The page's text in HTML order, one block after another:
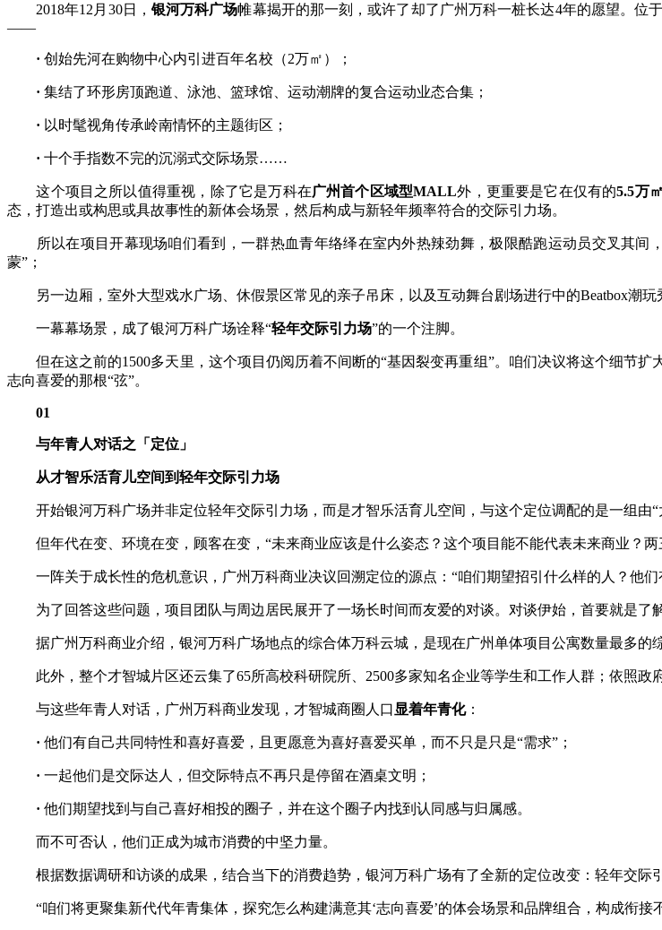
2018年12月30日，银河万科广场帷幕揭开的那一刻，或许了却了广州万科一桩长达4年的愿望。位
——
· 创始先河在购物中心内引进百年名校（2万㎡）；
· 集结了环形房顶跑道、泳池、篮球馆、运动潮牌的复合运动业态合集；
· 以时髦视角传承岭南情怀的主题街区；
· 十个手指数不完的沉溺式交际场景……
这个项目之所以值得重视，除了它是万科在广州首个区域型MALL外，更重要是它在仅有的5.5万
态，打造出或构思或具故事性的新体会场景，然后构成与新轻年频率符合的交际引力场。
所以在项目开幕现场咱们看到，一群热血青年络绎在室内外热辣劲舞，极限酷跑运动员交叉其间
蒙”；
另一边厢，室外大型戏水广场、休假景区常见的亲子吊床，以及互动舞台剧场进行中的Beatbox潮
一幕幕场景，成了银河万科广场诠释“轻年交际引力场”的一个注脚。
但在这之前的1500多天里，这个项目仍阅历着不间断的“基因裂变再重组”。咱们决议将这个细节扩
志向喜爱的那根“弦”。
01
与年青人对话之「定位」
从才智乐活育儿空间到轻年交际引力场
开始银河万科广场并非定位轻年交际引力场，而是才智乐活育儿空间，与这个定位调配的是一组由“
但年代在变、环境在变，顾客在变，“未来商业应该是什么姿态？这个项目能不能代表未来商业？两
一阵关于成长性的危机意识，广州万科商业决议回溯定位的源点：“咱们期望招引什么样的人？他们
为了回答这些问题，项目团队与周边居民展开了一场长时间而友爱的对谈。对谈伊始，首要就是了
据广州万科商业介绍，银河万科广场地点的综合体万科云城，是现在广州单体项目公寓数量最多的
此外，整个才智城片区还云集了65所高校科研院所、2500多家知名企业等学生和工作人群；依照政
与这些年青人对话，广州万科商业发现，才智城商圈人口 显着年青化：
· 他们有自己共同特性和喜好喜爱，且更愿意为喜好喜爱买单，而不只是只是“需求”；
· 一起他们是交际达人，但交际特点不再只是停留在酒桌文明；
· 他们期望找到与自己喜好相投的圈子，并在这个圈子内找到认同感与归属感。
而不可否认，他们正成为城市消费的中坚力量。
根据数据调研和访谈的成果，结合当下的消费趋势，银河万科广场有了全新的定位改变：轻年交际引
“咱们将更聚集新代代年青集体，探究怎么构建满意其‘志向喜爱’的体会场景和品牌组合，构成衔接